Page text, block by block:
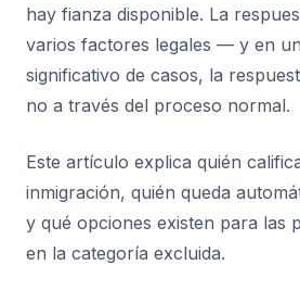
hay fianza disponible. La
varios factores legales — y en
significativo de casos, la
no a través del proceso normal.
Este artículo explica quién
inmigración, quién queda
y qué opciones existen para las
en la categoría excluida.